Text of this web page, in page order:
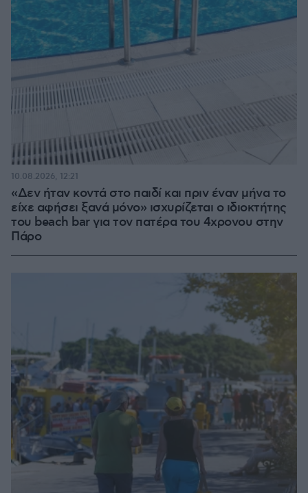
«Δεν ήταν κοντά στο παιδί και πριν έναν μήνα το
είχε αφήσει ξανά μόνο» ισχυρίζεται ο ιδιοκτήτης
του beach bar για τον πατέρα του 4χρονου στην
Πάρο
10.08.2026, 12:21